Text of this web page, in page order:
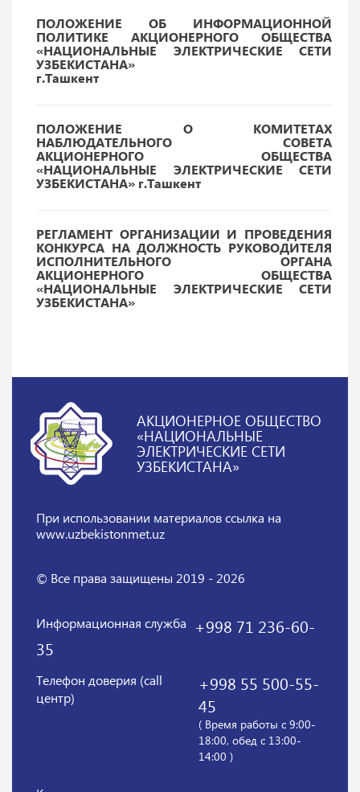
ПОЛОЖЕНИЕ ОБ ИНФОРМАЦИОННОЙ
ПОЛИТИКЕ АКЦИОНЕРНОГО ОБЩЕСТВА
«НАЦИОНАЛЬНЫЕ ЭЛЕКТРИЧЕСКИЕ СЕТИ
УЗБЕКИСТАНА»
г.Ташкент
ПОЛОЖЕНИЕ О КОМИТЕТАХ
НАБЛЮДАТЕЛЬНОГО СОВЕТА
АКЦИОНЕРНОГО ОБЩЕСТВА
«НАЦИОНАЛЬНЫЕ ЭЛЕКТРИЧЕСКИЕ СЕТИ
УЗБЕКИСТАНА» г.Ташкент
РЕГЛАМЕНТ ОРГАНИЗАЦИИ И ПРОВЕДЕНИЯ
КОНКУРСА НА ДОЛЖНОСТЬ РУКОВОДИТЕЛЯ
ИСПОЛНИТЕЛЬНОГО ОРГАНА
АКЦИОНЕРНОГО ОБЩЕСТВА
«НАЦИОНАЛЬНЫЕ ЭЛЕКТРИЧЕСКИЕ СЕТИ
УЗБЕКИСТАНА»
АКЦИОНЕРНОЕ ОБЩЕСТВО
«НАЦИОНАЛЬНЫЕ
ЭЛЕКТРИЧЕСКИЕ СЕТИ
УЗБЕКИСТАНА»
При использовании материаловссылка на
www.uzbekistonmet.uz
© Все права защищены 2019 - 2026
Информационная служба
+998 71 236-60-
35
Телефон доверия (call
центр)
+998 55 500-55-
45
( Время работы с 9:00-
18:00, обед с 13:00-
14:00 )